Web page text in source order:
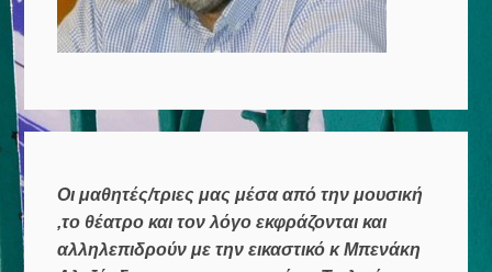
Οι μαθητές/τριες μας μέσα από την μουσική
,το θέατρο και τον λόγο εκφράζονται και
αλληλεπιδρούν με την εικαστικό κ Μπενάκη